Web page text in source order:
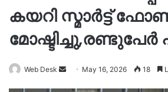
കയറി സ്മാർട്ട്
മോഷ്ടിച്ചു,രണ്ടുപേർ
Web Desk
Send May 16, 2026 18